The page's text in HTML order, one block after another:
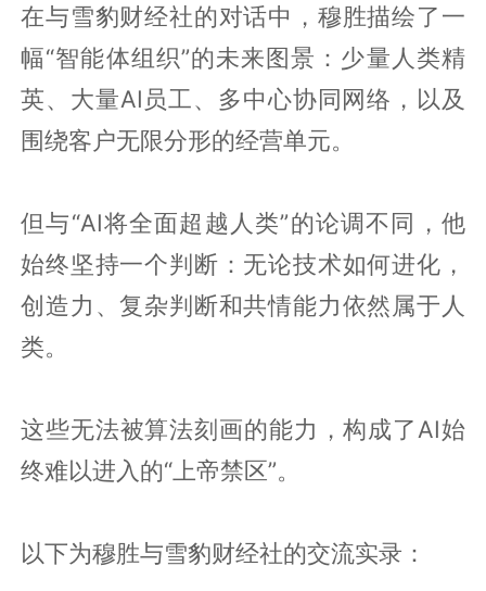
在与雪豹财经社的对话中，穆胜描绘了一
幅“智能体组织”的未来图景：少量人类精
英、大量AI员工、多中心协同网络，以及
围绕客户无限分形的经营单元。
但与“AI将全面超越人类”的论调不同，他
始终坚持一个判断：无论技术如何进化，
创造力、复杂判断和共情能力依然属于人
类。
这些无法被算法刻画的能力，构成了AI始
终难以进入的“上帝禁区”。
以下为穆胜与雪豹财经社的交流实录：